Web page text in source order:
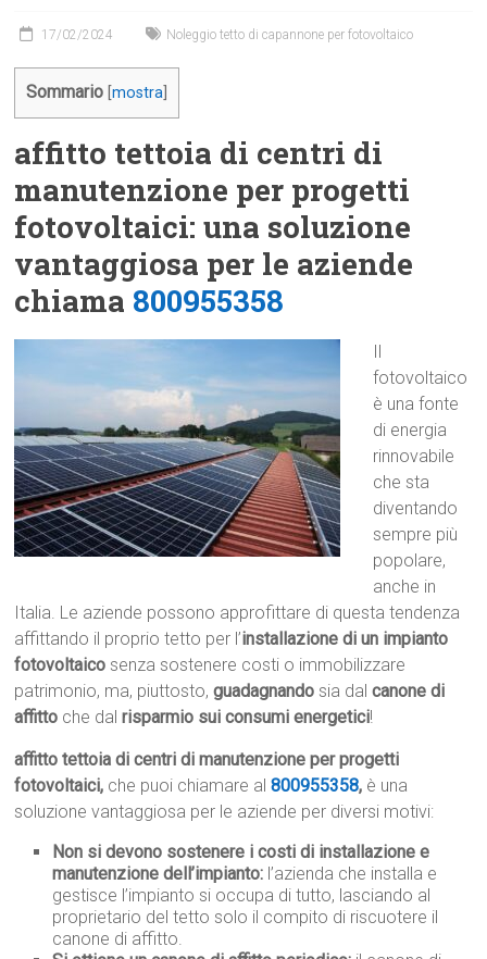
17/02/2024 Noleggio tetto di capannone per fotovoltaico
Sommario [mostra
affitto tettoia di centri di
manutenzione per progetti
fotovoltaici: una soluzione
vantaggiosa per le aziende
chiama 800955358
fotovoltaico
è una fonte
di energia
rinnovabile
che sta
diventando
sempre più
popolare,
anche in
Italia. Le aziende possono approfittare di questa tendenza
affittando il proprio tetto per l’installazione di un impianto
fotovoltaico senza sostenere costi o immobilizzare
patrimonio, ma, piuttosto,guadagnando sia dalcanone di
affitto che dalrisparmio sui consumi energetici!
affitto tettoia di centri di manutenzione per progetti
fotovoltaici, che puoi chiamare al800955358, è una
soluzione vantaggiosa per le aziende per diversi motivi:
Non si devono sostenere i costi di installazione e
manutenzione dell’impianto: l’azienda che installa e
gestisce l’impianto si occupa di tutto, lasciando al
proprietario del tetto solo il compito di riscuotere il
canone di affitto.